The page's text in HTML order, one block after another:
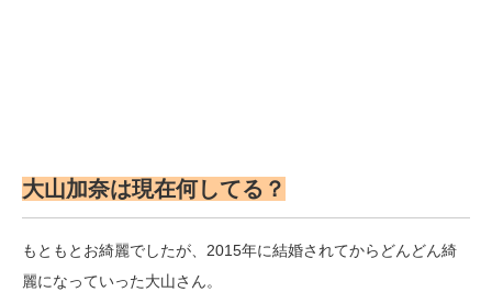
大山加奈は現在何してる？
もともとお綺麗でしたが、2015年に結婚されてからどんどん綺
麗になっていった大山さん。